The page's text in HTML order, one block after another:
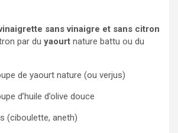
sans vinaigre et sans citron
par du yaourt nature battu ou du
de yaourt nature (ou verjus)
d’huile d’olive douce
(ciboulette, aneth)